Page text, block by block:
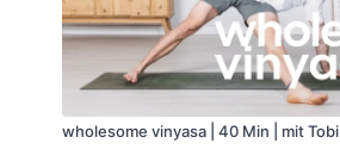
wholesome vinyasa | 40 Min | mit Tobi